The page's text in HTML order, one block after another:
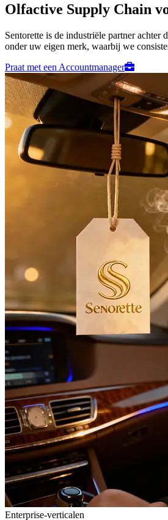
Olfactive Supply Chain
Sentorette is de industriële partner
onder uw eigen merk, waarbij we
Praat met een Accountmanager
Enterprise-verticalen